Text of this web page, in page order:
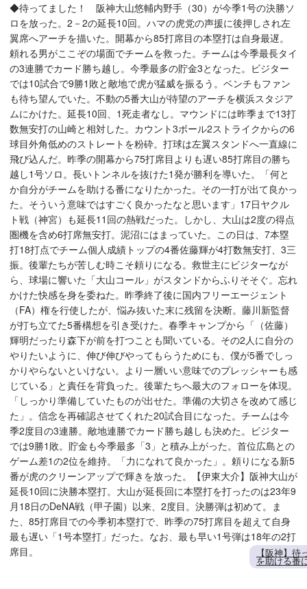
◆待ってました！ 阪神大山悠輔内野手（30）が今季1号の決勝ソ
ロを放った。2－2の延長10回。ハマの虎党の声援に後押しされ左
翼席へアーチを描いた。開幕から85打席目の本塁打は自身最遅。
頼れる男がここぞの場面でチームを救った。チームは今季最長タイ
の3連勝でカード勝ち越し。今季最多の貯金3となった。ビジター
では10試合で9勝1敗と敵地で虎が猛威を振るう。ベンチもファン
も待ち望んでいた。不動の5番大山が待望のアーチを横浜スタジア
ムにかけた。延長10回、1死走者なし。マウンドには昨季まで13打
数無安打の山崎と相対した。カウント3ボール2ストライクからの6
球目外角低めのストレートを粉砕。打球は左翼スタンドへ一直線に
飛び込んだ。昨季の開幕から75打席目よりも遅い85打席目の勝ち
越し1号ソロ。長いトンネルを抜けた1発が勝利を導いた。「何と
か自分がチームを助ける番になりたかった。その一打が出て良かっ
た。そういう意味ではすごく良かったなと思います」17日ヤクル
ト戦（神宮）も延長11回の熱戦だった。しかし、大山は2度の得点
圏機を含め6打席無安打。泥沼にはまっていた。この日は、7本塁
打18打点でチーム個人成績トップの4番佐藤輝が4打数無安打、3三
振。後輩たちが苦しむ時こそ頼りになる。救世主にビジターなが
ら、球場に響いた「大山コール」がスタンドからふりそそぐ。忘れ
かけた快感を身を委ねた。昨季終了後に国内フリーエージェント
（FA）権を行使したが、悩み抜いた末に残留を決断。藤川新監督
が打ち立てた5番構想を引き受けた。春季キャンプから「（佐藤）
輝明だったり森下が前を打つことも聞いている。その2人に自分の
やりたいように、伸び伸びやってもらうためにも、僕が5番でしっ
かりやらないといけない。より一層いい意味でのプレッシャーも感
じている」と責任を背負った。後輩たちへ最大のフォローを体現。
「しっかり準備していたものが出せた。準備の大切さを改めて感じ
た」。信念を再確認させてくれた20試合目になった。チームは今
季2度目の3連勝。敵地連勝でカード勝ち越しも決めた。ビジター
では9勝1敗。貯金も今季最多「3」と積み上がった。首位広島との
ゲーム差1の2位を維持。「力になれて良かった」。頼りになる新5
番が虎のクリーンアップで輝きを放った。【伊東大介】阪神大山が
延長10回に決勝本塁打。大山が延長回に本塁打を打ったのは23年9
月18日のDeNA戦（甲子園）以来、2度目。決勝弾は初めて。ま
た、85打席目での今季初本塁打で、昨季の75打席目を超えて自身
最も遅い「1号本塁打」だった。なお、最も早い1号弾は18年の2打
席目。
【阪神】
を助ける番